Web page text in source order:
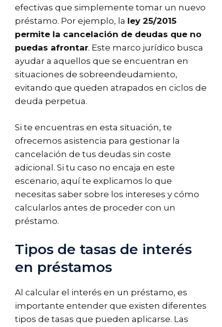
efectivas que simplemente tomar un nuevo
préstamo. Por ejemplo, la ley 25/2015
permite la cancelación de deudas que no
puedas afrontar. Este marco jurídico busca
ayudar a aquellos que se encuentran en
situaciones de sobreendeudamiento,
evitando que queden atrapados en ciclos de
deuda perpetua.
Si te encuentras en esta situación, te
ofrecemos asistencia para gestionar la
cancelación de tus deudas sin coste
adicional. Si tu caso no encaja en este
escenario, aquí te explicamos lo que
necesitas saber sobre los intereses y cómo
calcularlos antes de proceder con un
préstamo.
Tipos de tasas de interés
en préstamos
Al calcular el interés en un préstamo, es
importante entender que existen diferentes
tipos de tasas que pueden aplicarse. Las